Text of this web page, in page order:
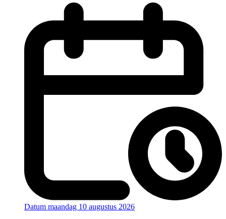
Datum maandag 10 augustus 2026